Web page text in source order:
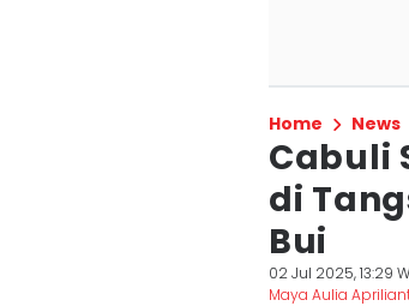
Home News
Cabuli
di
Bui
02 Jul 2025, 13:29
Maya Aulia